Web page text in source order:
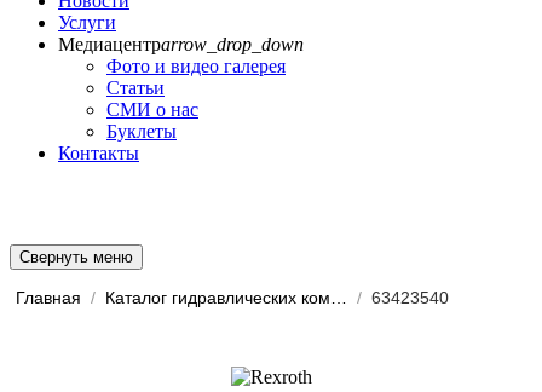
Услуги
Медиацентрarrow_drop_down
Фото и видео галерея
Статьи
СМИ о нас
Буклеты
Контакты
Свернуть меню
Главная / / 63423540